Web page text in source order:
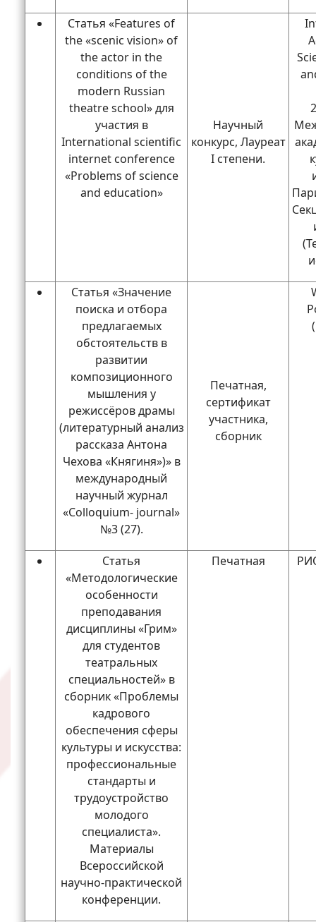
Статья «Features of
the «scenic vision» of
the actor in the
conditions of the
modern Russian
theatre school» для
участия в
International scientific
internet conference
«Problems of science
and education»
Научный
конкурс, Лауреат
I степени.
Статья «Значение
поиска и отбора
предлагаемых
обстоятельств в
развитии
композиционного
мышления у
режиссёров драмы
(литературный анализ
рассказа Антона
Чехова «Княгиня»)» в
международный
научный журнал
«Colloquium- journal»
№3 (27).
Печатная,
сертификат
участника,
сборник
Статья
«Методологические
особенности
преподавания
дисциплины «Грим»
для студентов
театральных
специальностей» в
сборник «Проблемы
кадрового
обеспечения сферы
культуры и искусства:
профессиональные
стандарты и
трудоустройство
молодого
специалиста».
Материалы
Всероссийской
научно-практической
конференции.
Печатная